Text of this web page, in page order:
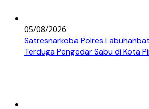
05/08/2026
Satresnarkoba Polres
Terduga Pengedar Sabu di Kota